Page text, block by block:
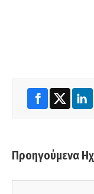
Προηγούμενα